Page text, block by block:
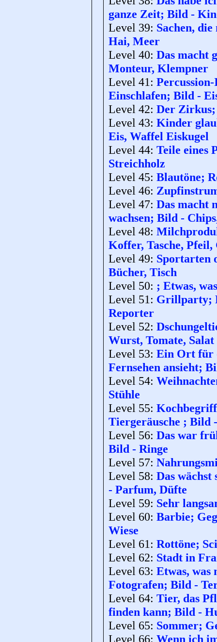
ganze Zeit; Bild -
Level 39: Sachen,
Hai, Meer
Level 40: Das macht
Monteur, Klempner
Level 41:
Einschlafen; Bild -
Level 42: Der Zirkus;
Level 43: Kinder
Eis, Waffel Eiskugel
Level 44: Teile eines
Streichholz
Level 45: Blautöne;
Level 46:
Level 47: Das macht
wachsen; Bild -
Level 48:
Koffer, Tasche, Pfeil,
Level 49: Sportarten
Bücher, Tisch
Level 50: ; Etwas,
Level 51: Grillparty;
Reporter
Level 52:
Wurst, Tomate, Salat
Level 53: Ein Ort für
Fernsehen ansieht;
Level 54:
Stühle
Level 55:
Tiergeräusche ; Bild
Level 56: Das war
Bild - Ringe
Level 57:
Level 58: Das
- Parfum, Düfte
Level 59: Sehr
Level 60: Barbie;
Wiese
Level 61: Rottöne;
Level 62: Stadt in
Level 63: Etwas, was
Fotografen; Bild -
Level 64: Tier, das
finden kann; Bild -
Level 65: Sommer;
Level 66: Wenn ich